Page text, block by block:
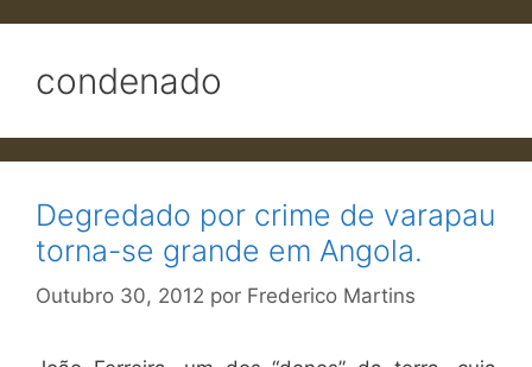
condenado
Degredado por crime de varapau
torna-se grande em Angola.
Outubro 30, 2012 por Frederico Martins